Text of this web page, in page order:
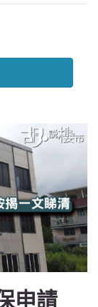
申請